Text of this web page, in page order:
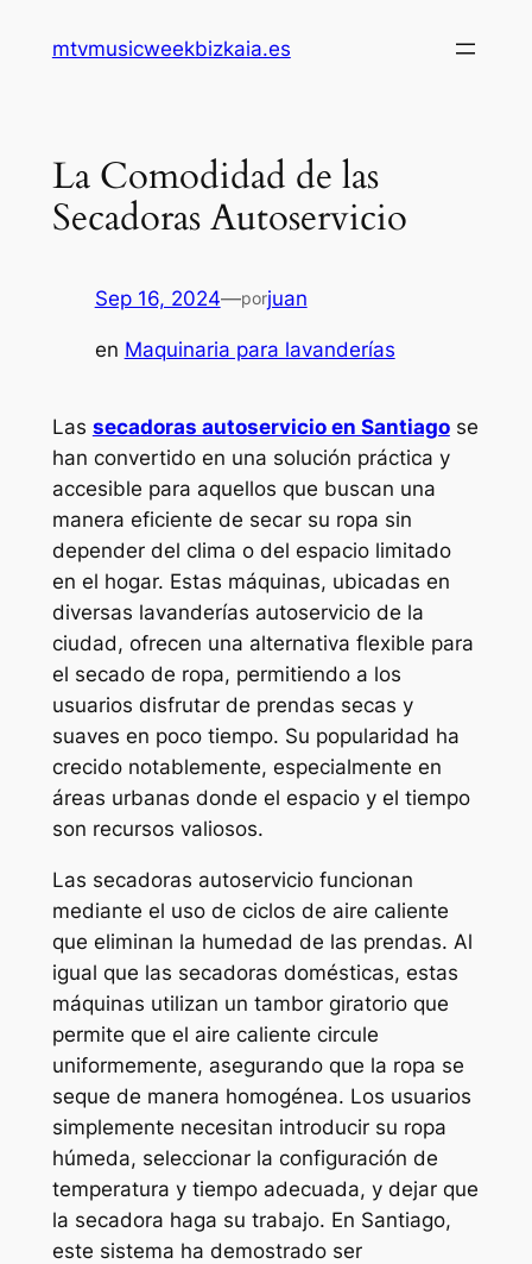
mtvmusicweekbizkaia.es
La Comodidad de las
Secadoras Autoservicio
Sep 16, 2024—porjuan
en Maquinaria para lavanderías
Las secadoras autoservicio en Santiagose
han convertido en una solución práctica y
accesible para aquellos que buscan una
manera eficiente de secar su ropa sin
depender del clima o del espacio limitado
en el hogar. Estas máquinas, ubicadas en
diversas lavanderías autoservicio de la
ciudad, ofrecen una alternativa flexible para
el secado de ropa, permitiendo a los
usuarios disfrutar de prendas secas y
suaves en poco tiempo. Su popularidad ha
crecido notablemente, especialmente en
áreas urbanas donde el espacio y el tiempo
son recursos valiosos.
Las secadoras autoservicio funcionan
mediante el uso de ciclos de aire caliente
que eliminan la humedad de las prendas. Al
igual que las secadoras domésticas, estas
máquinas utilizan un tambor giratorio que
permite que el aire caliente circule
uniformemente, asegurando que la ropa se
seque de manera homogénea. Los usuarios
simplemente necesitan introducir su ropa
húmeda, seleccionar la configuración de
temperatura y tiempo adecuada, y dejar que
la secadora haga su trabajo. En Santiago,
este sistema ha demostrado ser